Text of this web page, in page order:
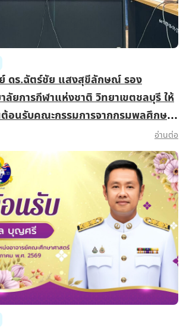
ดร.ฉัตร์ชัย แสงสุขีลักษณ์ รอง
ลัยการกีฬาแห่งชาติ วิทยาเขตชลบุรี ให้
ต้อนรับคณะกรรมการจากกรมพลศึกษา
ผลการดำเนินงาน “โครงการศูนย์
ปันสุข สู่ภูมิภาค ประจำปีงบประมาณ
อ่านต่อ